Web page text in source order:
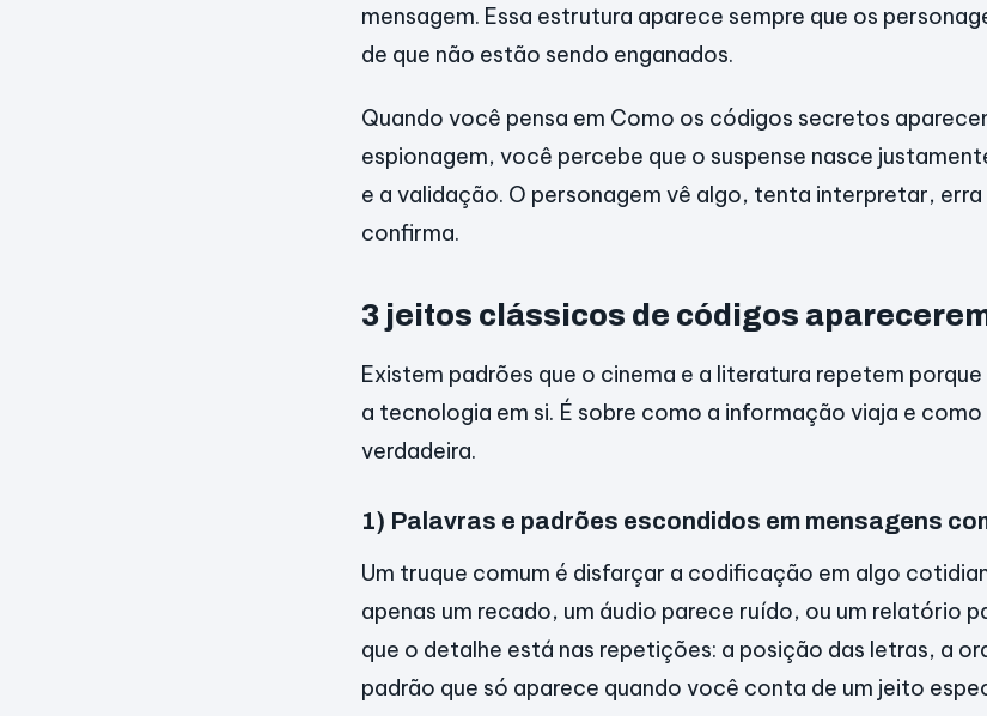
mensagem. Essa estrutura aparece sempre que os
de que não estão sendo enganados.
Quando você pensa em Como os códigos secretos
espionagem, você percebe que o suspense nasce
e a validação. O personagem vê algo, tenta interpretar, erra
confirma.
3 jeitos clássicos de códigos
Existem padrões que o cinema e a literatura repetem
a tecnologia em si. É sobre como a informação viaja e como
verdadeira.
1) Palavras e padrões escondidos em mensagens
Um truque comum é disfarçar a codificação em algo
apenas um recado, um áudio parece ruído, ou um relatório
que o detalhe está nas repetições: a posição das letras, a
padrão que só aparece quando você conta de um jeito